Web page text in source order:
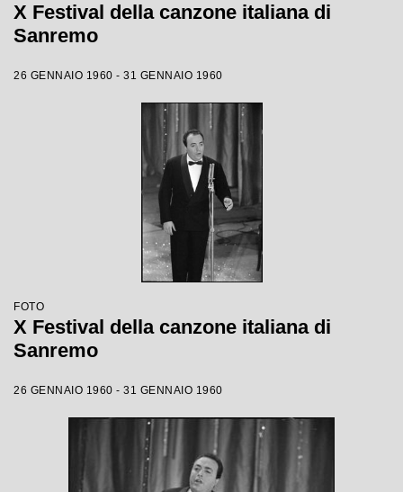
X Festival della canzone italiana di
Sanremo
26 GENNAIO 1960 - 31 GENNAIO 1960
FOTO
X Festival della canzone italiana di
Sanremo
26 GENNAIO 1960 - 31 GENNAIO 1960